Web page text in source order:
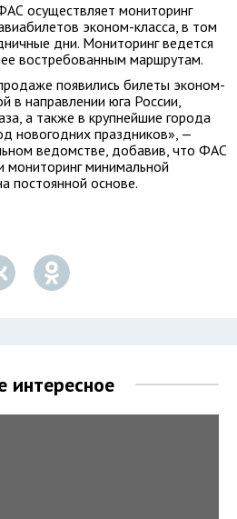
осуществляет мониторинг
эконом-класса, в том
дни. Мониторинг ведется
востребованным маршрутам.
появились билеты эконом-
в направлении юга России,
а также в крупнейшие города
новогодних праздников», —
ведомстве, добавив, что ФАС
мониторинг минимальной
постоянной основе.
интересное